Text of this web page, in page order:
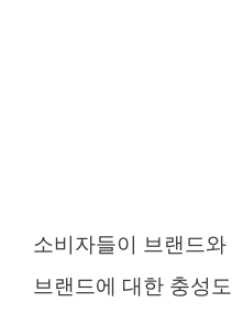
소비자들이 브랜드
브랜드에 대한 충성